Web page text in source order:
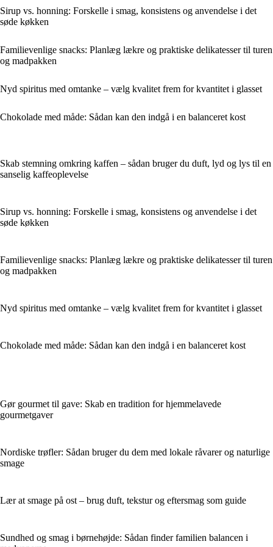
Sirup vs. honning: Forskelle i smag, konsistens og anvendelse i det
søde køkken
Familievenlige snacks: Planlæg lækre og praktiske delikatesser til turen
og madpakken
Nyd spiritus med omtanke – vælg kvalitet frem for kvantitet i glasset
Chokolade med måde: Sådan kan den indgå i en balanceret kost
Skab stemning omkring kaffen – sådan bruger du duft, lyd og lys til en
sanselig kaffeoplevelse
Sirup vs. honning: Forskelle i smag, konsistens og anvendelse i det
søde køkken
Familievenlige snacks: Planlæg lækre og praktiske delikatesser til turen
og madpakken
Nyd spiritus med omtanke – vælg kvalitet frem for kvantitet i glasset
Chokolade med måde: Sådan kan den indgå i en balanceret kost
Gør gourmet til gave: Skab en tradition for hjemmelavede
gourmetgaver
Nordiske trøfler: Sådan bruger du dem med lokale råvarer og naturlige
smage
Lær at smage på ost – brug duft, tekstur og eftersmag som guide
Sundhed og smag i børnehøjde: Sådan finder familien balancen i